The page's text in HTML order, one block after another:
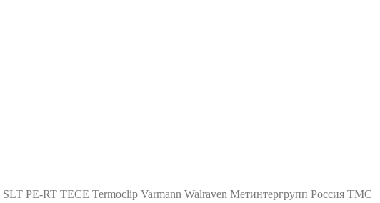
SLT PE-RT TECE Termoclip Varmann Walraven Метинтергрупп Россия ТМС